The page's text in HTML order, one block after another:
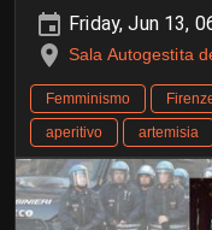
Friday, Jun 13,
Sala Autogestita
Femminismo
aperitivo
artemisia